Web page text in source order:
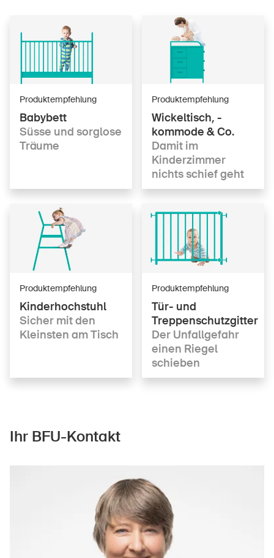
FR IT EN
Startseite
Newsletter abonnieren
Babybett
Süsse und sorglose
Träume
Produktempfehlung
Wickeltisch, -
kommode & Co.
Damit im
Kinderzimmer
nichts schief geht
Produktempfehlung
Kinderhochstuhl
Sicher mit den
Kleinsten am Tisch
Produktempfehlung
Tür- und
Treppenschutzgitter
Der Unfallgefahr
einen Riegel
schieben
Produktempfehlung
Ihr BFU-Kontakt